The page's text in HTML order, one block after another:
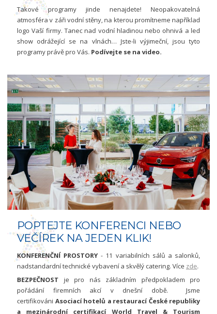
Takové programy jinde nenajdete! Neopakovatelná
atmosféra v záři vodní stěny, na kterou promítneme například
logo Vaší firmy. Tanec nad vodní hladinou nebo ohnivá a led
show odrážející se na vlnách… Jste-li výjimeční, jsou tyto
programy právě pro Vás. Podívejte se na video.
POPTEJTE KONFERENCI NEBO
VEČÍREK NA JEDEN KLIK!
KONFERENČNÍ PROSTORY - 11 variabilních sálů a salonků,
nadstandardní technické vybavení a skvělý catering. Více zde.
BEZPEČNOST je pro nás základním předpokladem pro
pořádání firemních akcí v dnešní době. Jsme
certifikováni Asociací hotelů a restaurací České republiky
a mezinárodní certifikací World Travel & Tourism